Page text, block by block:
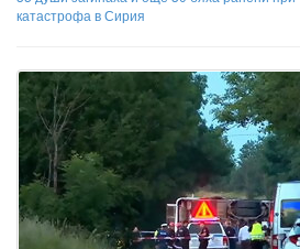
катастрофа в Сирия